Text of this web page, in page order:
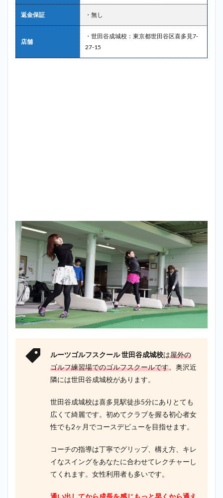
返金保証 ・無し
店舗
・世田谷成城校：東京都世田谷区喜多見7-
27-15
ルーツゴルフスクール 世田谷成城校は屋外の
ゴルフ練習場でのゴルフスクールです。奥沢近
隣には世田谷成城校があります。
世田谷成城校は喜多見駅徒歩5分にありとても
広くて綺麗です。初めてクラブを握る初心者女
性でも2ヶ月でコースデビューを目指せます。
コーチの指導は丁寧でグリップ、構え方、キレ
イなスイングをあなたに合わせてレクチャーし
てくれます。女性利用者も多いです。